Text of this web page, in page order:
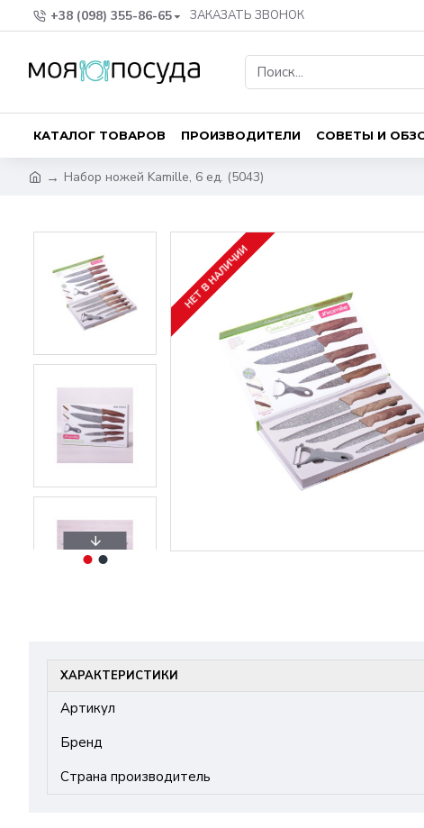
+38 (098) 355-86-65 ЗАКАЗАТЬ ЗВОНОК
КАТАЛОГ ТОВАРОВ ПРОИЗВОДИТЕЛИ СОВЕТЫ И
Набор ножей Kamille, 6 ед. (5043)
НЕТ В НАЛИЧИИ
ХАРАКТЕРИСТИКИ
Артикул
Бренд
Страна производитель